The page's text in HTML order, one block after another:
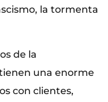
la tormenta
de la
una enorme
con clientes,